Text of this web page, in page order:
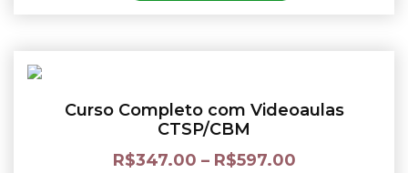
Curso Completo com Videoaulas
CTSP/CBM
R$347.00 – R$597.00